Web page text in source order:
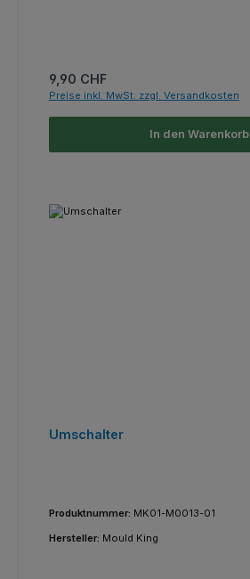
Regulärer Preis:
9,90 CHF
Preise inkl. MwSt. zzgl. Versandkosten
In den Warenkorb
Umschalter
Produktnummer: MK01-M0013-01
Hersteller: Mould King